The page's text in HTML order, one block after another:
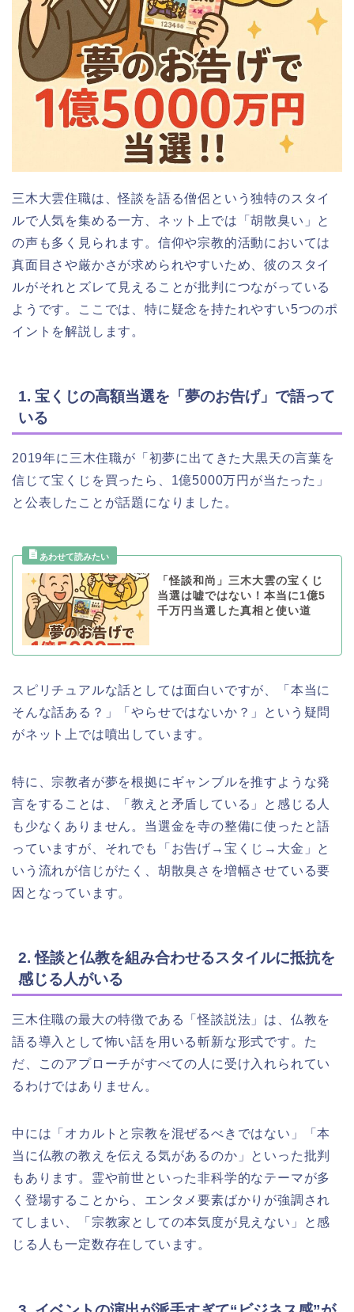
三木大雲住職は、怪談を語る僧侶という独特のスタイ
ルで人気を集める一方、ネット上では「胡散臭い」と
の声も多く見られます。信仰や宗教的活動においては
真面目さや厳かさが求められやすいため、彼のスタイ
ルがそれとズレて見えることが批判につながっている
ようです。ここでは、特に疑念を持たれやすい5つのポ
イントを解説します。
1. 宝くじの高額当選を「夢のお告げ」で語って
いる
2019年に三木住職が「初夢に出てきた大黒天の言葉を
信じて宝くじを買ったら、1億5000万円が当たった」
と公表したことが話題になりました。
「怪談和尚」三木大雲の宝くじ
当選は嘘ではない！本当に1億5
千万円当選した真相と使い道
スピリチュアルな話としては面白いですが、「本当に
そんな話ある？」「やらせではないか？」という疑問
がネット上では噴出しています。
特に、宗教者が夢を根拠にギャンブルを推すような発
言をすることは、「教えと矛盾している」と感じる人
も少なくありません。当選金を寺の整備に使ったと語
っていますが、それでも「お告げ→宝くじ→大金」と
いう流れが信じがたく、胡散臭さを増幅させている要
因となっています。
2. 怪談と仏教を組み合わせるスタイルに抵抗を
感じる人がいる
三木住職の最大の特徴である「怪談説法」は、仏教を
語る導入として怖い話を用いる斬新な形式です。た
だ、このアプローチがすべての人に受け入れられてい
るわけではありません。
中には「オカルトと宗教を混ぜるべきではない」「本
当に仏教の教えを伝える気があるのか」といった批判
もあります。霊や前世といった非科学的なテーマが多
く登場することから、エンタメ要素ばかりが強調され
てしまい、「宗教家としての本気度が見えない」と感
じる人も一定数存在しています。